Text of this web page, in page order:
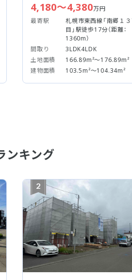
4,180～4,380万円
最寄駅
札幌市東西線「南郷１
目」駅徒歩17分（距離：
1360m）
間取り
3LDK4LDK
土地面積
166.89m²～176.89m²
建物面積
103.5m²～104.34m²
ンキング
2